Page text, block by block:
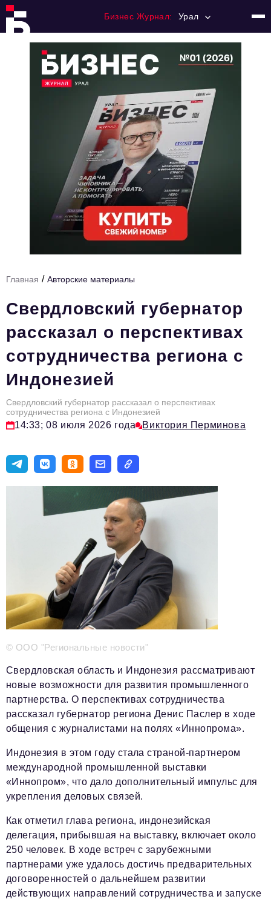
Бизнес Журнал: Урал
Тема номера
Инфраструктура развития
Технологии и тренды
Ниши и рынки
Цитаты
Туризм
Новости
Импортозамещение
Топ-100 влиятельных людей Свердловской области
Авторские материалы
ТОП-100 влиятельных людей — 2025
Телефон редакции: +7 495 727-01-67
Электронные почты редакции:
Информационный отдел
info@business-magazine.online
reklama@business-magazine.online
Отдел распространения/редакционная подписка
podpiska@business-magazine.online
Отдел по работе с партнерами
partner@business-magazine.online
Главная / Авторские материалы
Свердловский губернатор
рассказал о перспективах
сотрудничества региона с
Индонезией
Свердловский губернатор рассказал о перспективах
сотрудничества региона с Индонезией
14:33; 08 июля 2026 года Виктория Перминова
© ООО "Региональные новости"
Свердловская область и Индонезия рассматривают
новые возможности для развития промышленного
партнерства. О перспективах сотрудничества
рассказал губернатор региона Денис Паслер в ходе
общения с журналистами на полях «Иннопрома».
Индонезия в этом году стала страной-партнером
международной промышленной выставки
«Иннопром», что дало дополнительный импульс для
укрепления деловых связей.
Как отметил глава региона, индонезийская
делегация, прибывшая на выставку, включает около
250 человек. В ходе встреч с зарубежными
партнерами уже удалось достичь предварительных
договоренностей о дальнейшем развитии
действующих направлений сотрудничества и запуске